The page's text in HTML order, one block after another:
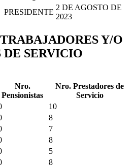
PRESIDENTE
2 DE AGOSTO DE
2023
Y/O
DE SERVICIO
Nro.
Pensionistas
Nro. Prestadores de
Servicio
10
8
7
8
5
8